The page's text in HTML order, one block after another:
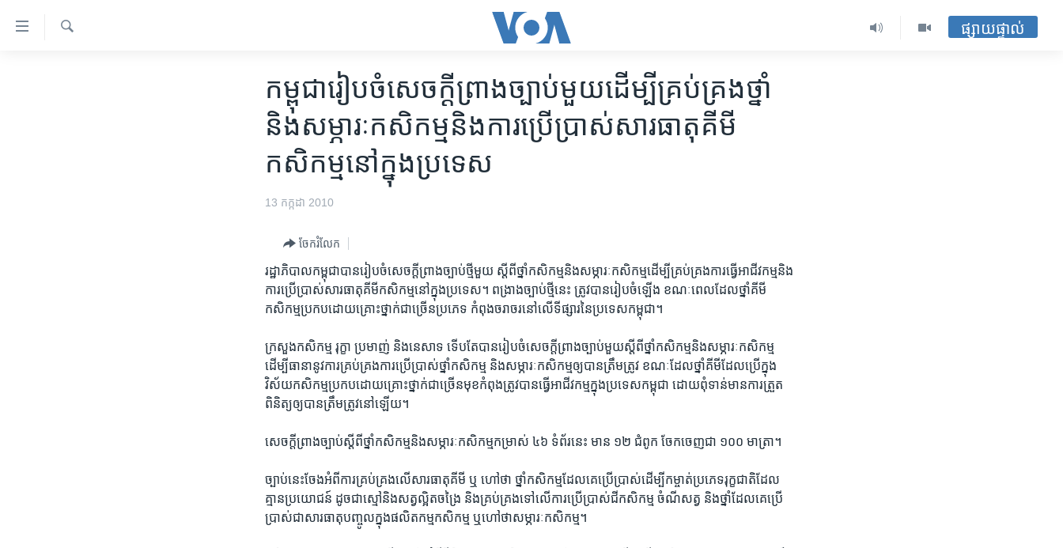
ទៅ​
ផ្សាយផ្ទាល់
កម្ពុជា​រៀបចំ​សេចក្ដី​ព្រាង​ច្បាប់​មួយ​ដើម្បី​គ្រប់គ្រង​ថ្នាំ​
និង​សម្ភារៈកសិកម្ម​និង​ការ​ប្រើ​ប្រាស់​សារធាតុ​គីមី​
កសិកម្ម​នៅ​ក្នុង​ប្រទេស​
13 កក្កដា 2010
ចែករំលែក
រដ្ឋាភិបាល​កម្ពុជា​បាន​រៀបចំ​សេចក្ដី​ព្រាង​ច្បាប់​ថ្មី​មួយ ​ស្ដី​ពី​ថ្នាំ​កសិកម្ម​និង​សម្ភារៈ​កសិកម្ម​ដើម្បី​គ្រប់គ្រង​ការ​ធ្វើ​អាជីវកម្ម​និង​
ការ​ប្រើ​ប្រាស់​សារធាតុ​គីមី​កសិកម្ម​នៅ​ក្នុង​ប្រទេស។​ ពង្រាង​ច្បាប់​ថ្មី​នេះ​ ត្រូវ​បាន​រៀបចំ​ឡើង​ ខណៈ​ពេល​ដែល​ថ្នាំ​គីមី​
កសិកម្ម​ប្រកប​ដោយ​គ្រោះថ្នាក់​ជាច្រើន​ប្រភេទ​ កំពុងចរាចរ​នៅ​លើ​ទី​ផ្សារ​នៃ​ប្រទេស​កម្ពុជា។
ក្រសួង​កសិកម្ម​ រុក្ខា​ ប្រមាញ់​ និង​នេសាទ​ ទើបតែ​បាន​រៀបចំ​សេចក្តី​ព្រាងច្បាប់​មួយ​ស្តីពី​ថ្នាំ​កសិកម្ម​និង​សម្ភារៈ​កសិកម្ម​
ដើម្បី​ធានា​នូវ​ការ​គ្រប់គ្រង​ការ​ប្រើប្រាស់​ថ្នាំ​កសិកម្ម​ និង​សម្ភារៈ​កសិកម្ម​ឲ្យ​បាន​ត្រឹមត្រូវ​ ខណៈ​ដែលថ្នាំ​គីមី​ដែល​ប្រើ​ក្នុង​
វិស័យ​កសិកម្ម​ប្រកប​ដោយ​គ្រោះថ្នាក់​ជា​ច្រើន​មុខកំពុង​ត្រូវ​បាន​ធ្វើ​អាជីវកម្ម​ក្នុង​ប្រទេស​កម្ពុជា​ ដោយ​ពុំ​ទាន់​មាន​ការ​ត្រួត​
ពិនិត្យឲ្យ​បាន​ត្រឹម​ត្រូវនៅ​ឡើយ។
សេចក្តី​ព្រាង​ច្បាប់​ស្តីពី​ថ្នាំ​កសិកម្ម​និង​សម្ភារៈ​កសិកម្មកម្រាស់​ ៤៦​ ទំព័រ​នេះ​ មាន​ ១២​ ជំពូក​ ចែក​ចេញ​ជា​ ១០០​ មាត្រា។
ច្បាប់​នេះ​ចែង​អំពី​ការ​គ្រប់គ្រង​លើ​សារធាតុ​គីមី​ ឬ​ ហៅ​ថា​ ថ្នាំ​កសិកម្ម​ដែល​គេ​ប្រើ​ប្រាស់​ដើម្បី​កម្ចាត់​ប្រភេទ​រុក្ខជាតិ​ដែល​
គ្មាន​ប្រយោជន៍​ ដូចជាស្មៅ​និង​សត្វល្អិត​ចង្រៃ​ និង​គ្រប់គ្រង​ទៅលើ​ការ​ប្រើប្រាស់​ជី​កសិកម្ម​ ចំណីសត្វ​ និង​ថ្នាំ​ដែល​គេ​ប្រើ
ប្រាស់​ជា​សារ​ធាតុ​បញ្ចូល​ក្នុង​ផលិតកម្មកសិកម្ម​ ឬ​ហៅថា​សម្ភារៈ​កសិកម្ម។